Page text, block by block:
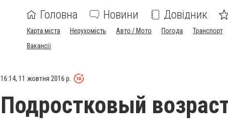
Головна Новини Довідник
Карта міста Нерухомість Авто / Мото Погода Транспорт
Вакансії
16:14, 11 жовтня 2016 р.
Подростковый